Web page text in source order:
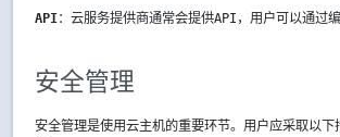
API：云服务提供商通常会提供API，用户可以通过
安全管理
安全管理是使用云主机的重要环节。用户应采取以下